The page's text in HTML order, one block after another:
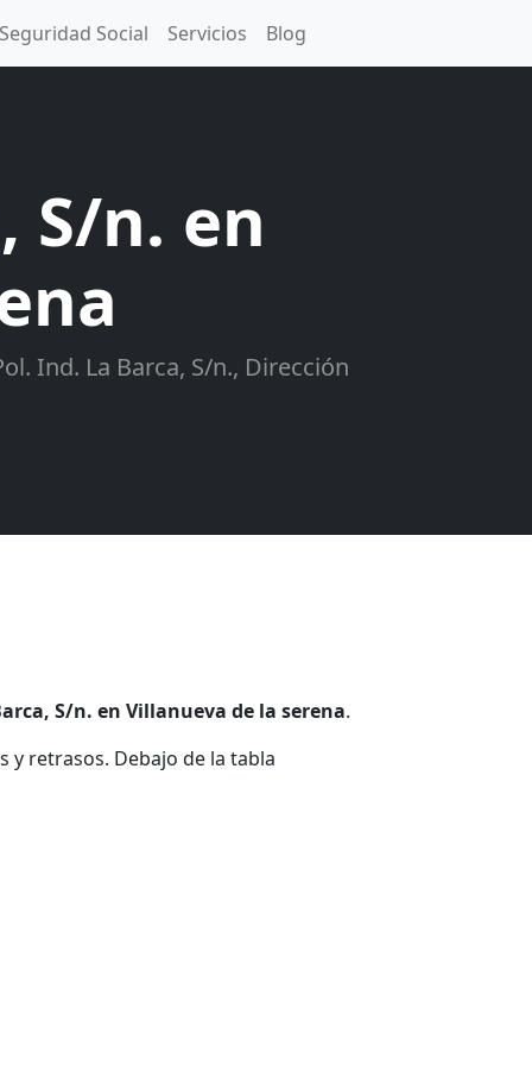
Seguridad Social Servicios Blog
S/n. en
Ind. La Barca, S/n., Dirección
S/n. en Villanueva de la serena.
y retrasos. Debajo de la tabla